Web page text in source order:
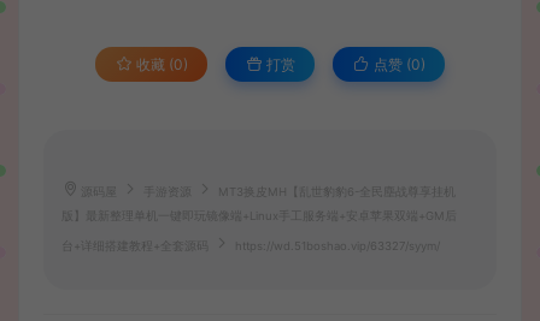
收藏 (0) 打赏 点赞 (0)
手游资源
MT3换皮MH【乱世豹豹6-全民塵战尊享挂机
版】最新整理单机一键即玩镜像端+Linux手工服务端+安卓苹果双端+GM后
台+详细搭建教程+全套源码 https://wd.51boshao.vip/63327/syym/